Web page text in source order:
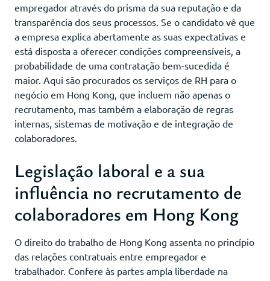
empregador através do prisma da sua reputação e da
transparência dos seus processos. Se o candidato vê que
a empresa explica abertamente as suas expectativas e
está disposta a oferecer condições compreensíveis, a
probabilidade de uma contratação bem-sucedida é
maior. Aqui são procurados os serviços de RH para o
negócio em Hong Kong, que incluem não apenas o
recrutamento, mas também a elaboração de regras
internas, sistemas de motivação e de integração de
colaboradores.
Legislação laboral e a sua
influência no recrutamento de
colaboradores em Hong Kong
O direito do trabalho de Hong Kong assenta no princípio
das relações contratuais entre empregador e
trabalhador. Confere às partes ampla liberdade na